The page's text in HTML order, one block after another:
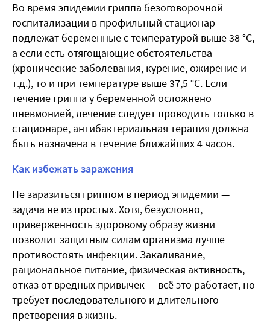
Во время эпидемии гриппа безоговорочной
госпитализации в профильный стационар
подлежат беременные с температурой выше 38 °С,
а если есть отягощающие обстоятельства
(хронические заболевания, курение, ожирение и
т.д.), то и при температуре выше 37,5 °С. Если
течение гриппа у беременной осложнено
пневмонией, лечение следует проводить только в
стационаре, антибактериальная терапия должна
быть назначена в течение ближайших 4 часов.
Как избежать заражения
Не заразиться гриппом в период эпидемии —
задача не из простых. Хотя, безусловно,
приверженность здоровому образу жизни
позволит защитным силам организма лучше
противостоять инфекции. Закаливание,
рациональное питание, физическая активность,
отказ от вредных привычек — всё это работает, но
требует последовательного и длительного
претворения в жизнь.